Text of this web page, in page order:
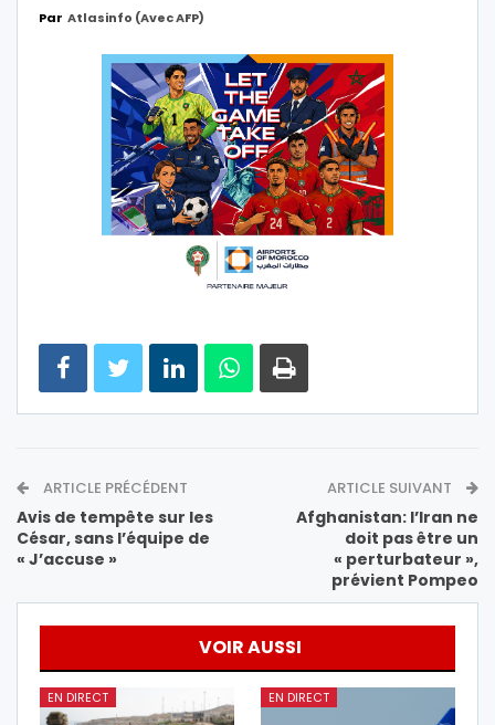
Par Atlasinfo (avec AFP)
ARTICLE PRÉCÉDENT
Avis de tempête sur les
César, sans l’équipe de
« J’accuse »
ARTICLE SUIVANT
Afghanistan: l’Iran ne
doit pas être un
« perturbateur »,
prévient Pompeo
VOIR AUSSI
EN DIRECT EN DIRECT